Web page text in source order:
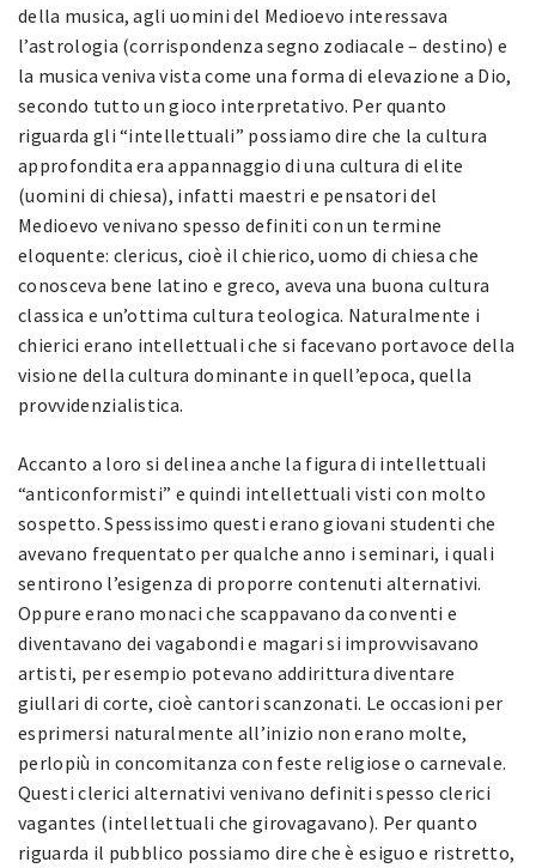
della musica, agli uomini del Medioevo interessava
l’astrologia (corrispondenza segno zodiacale – destino) e
la musica veniva vista come una forma di elevazione a Dio,
secondo tutto un gioco interpretativo. Per quanto
riguarda gli “intellettuali” possiamo dire che la cultura
approfondita era appannaggio di una cultura di elite
(uomini di chiesa), infatti maestri e pensatori del
Medioevo venivano spesso definiti con un termine
eloquente: clericus, cioè il chierico, uomo di chiesa che
conosceva bene latino e greco, aveva una buona cultura
classica e un’ottima cultura teologica. Naturalmente i
chierici erano intellettuali che si facevano portavoce della
visione della cultura dominante in quell’epoca, quella
provvidenzialistica.
Accanto a loro si delinea anche la figura di intellettuali
“anticonformisti” e quindi intellettuali visti con molto
sospetto. Spessissimo questi erano giovani studenti che
avevano frequentato per qualche anno i seminari, i quali
sentirono l’esigenza di proporre contenuti alternativi.
Oppure erano monaci che scappavano da conventi e
diventavano dei vagabondi e magari si improvvisavano
artisti, per esempio potevano addirittura diventare
giullari di corte, cioè cantori scanzonati. Le occasioni per
esprimersi naturalmente all’inizio non erano molte,
perlopiù in concomitanza con feste religiose o carnevale.
Questi clerici alternativi venivano definiti spesso clerici
vagantes (intellettuali che girovagavano). Per quanto
riguarda il pubblico possiamo dire che è esiguo e ristretto,